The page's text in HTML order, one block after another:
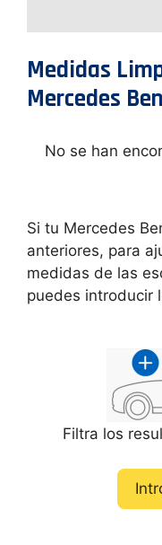
Medidas
Mercedes
No se han
Si tu Mercedes
anteriores, para
medidas de las
puedes introducir
Filtra los